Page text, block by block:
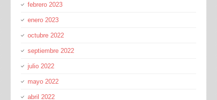
febrero 2023
enero 2023
octubre 2022
septiembre 2022
julio 2022
mayo 2022
abril 2022